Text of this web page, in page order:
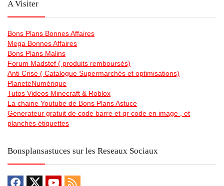
A Visiter
Bons Plans Bonnes Affaires
Mega Bonnes Affaires
Bons Plans Malins
Forum Madstef ( produits remboursés)
Anti Crise ( Catalogue Supermarchés et optimisations)
PlaneteNumérique
Tutos Videos Minecraft & Roblox
La chaine Youtube de Bons Plans Astuce
Generateur gratuit de code barre et qr code en image , et
planches étiquettes
Bonsplansastuces sur les Reseaux Sociaux